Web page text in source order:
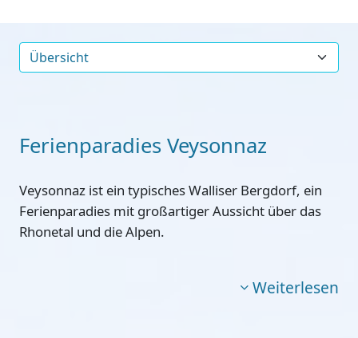
Ferienparadies Veysonnaz
Veysonnaz ist ein typisches Walliser Bergdorf, ein
Ferienparadies mit großartiger Aussicht über das
Rhonetal und die Alpen.
Weiterlesen